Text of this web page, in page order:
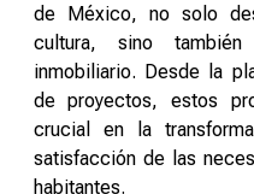
de México, no solo
cultura, sino
inmobiliario. Desde la
de proyectos, estos
crucial en la
satisfacción de las
habitantes.